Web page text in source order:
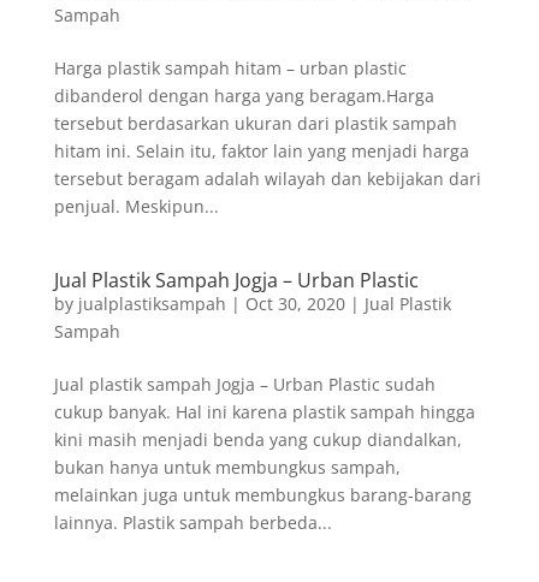
Sampah
Harga plastik sampah hitam – urban plastic
dibanderol dengan harga yang beragam.Harga
tersebut berdasarkan ukuran dari plastik sampah
hitam ini. Selain itu, faktor lain yang menjadi harga
tersebut beragam adalah wilayah dan kebijakan dari
penjual. Meskipun...
Jual Plastik Sampah Jogja – Urban Plastic
by jualplastiksampah | Oct 30, 2020| Jual Plastik
Sampah
Jual plastik sampah Jogja – Urban Plastic sudah
cukup banyak. Hal ini karena plastik sampah hingga
kini masih menjadi benda yang cukup diandalkan,
bukan hanya untuk membungkus sampah,
melainkan juga untuk membungkus barang-barang
lainnya. Plastik sampah berbeda...